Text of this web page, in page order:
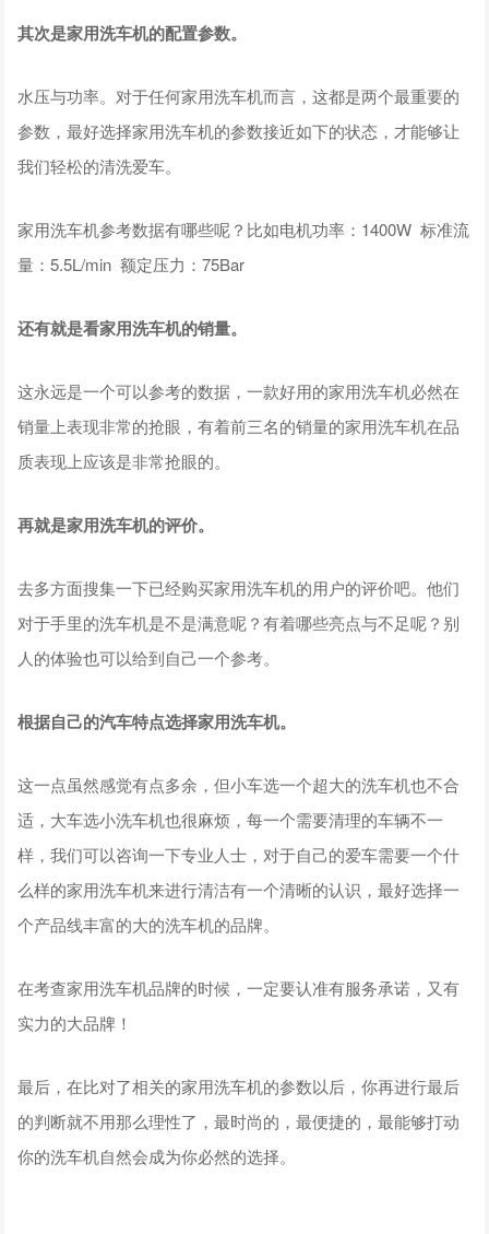
其次是家用洗车机的配置参数。
水压与功率。对于任何家用洗车机而言，这都是两个最重要的
参数，最好选择家用洗车机的参数接近如下的状态，才能够让
我们轻松的清洗爱车。
家用洗车机参考数据有哪些呢？比如电机功率：1400W 标准流
量：5.5L/min 额定压力：75Bar
还有就是看家用洗车机的销量。
这永远是一个可以参考的数据，一款好用的家用洗车机必然在
销量上表现非常的抢眼，有着前三名的销量的家用洗车机在品
质表现上应该是非常抢眼的。
再就是家用洗车机的评价。
去多方面搜集一下已经购买家用洗车机的用户的评价吧。他们
对于手里的洗车机是不是满意呢？有着哪些亮点与不足呢？别
人的体验也可以给到自己一个参考。
根据自己的汽车特点选择家用洗车机。
这一点虽然感觉有点多余，但小车选一个超大的洗车机也不合
适，大车选小洗车机也很麻烦，每一个需要清理的车辆不一
样，我们可以咨询一下专业人士，对于自己的爱车需要一个什
么样的家用洗车机来进行清洁有一个清晰的认识，最好选择一
个产品线丰富的大的洗车机的品牌。
在考查家用洗车机品牌的时候，一定要认准有服务承诺，又有
实力的大品牌！
最后，在比对了相关的家用洗车机的参数以后，你再进行最后
的判断就不用那么理性了，最时尚的，最便捷的，最能够打动
你的洗车机自然会成为你必然的选择。